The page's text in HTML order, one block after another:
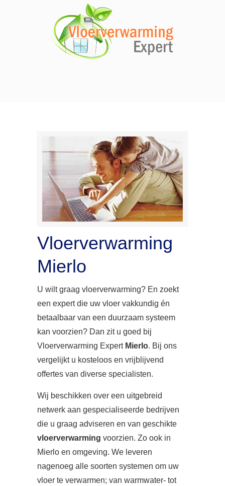
Vloerverwarming
Mierlo
U wilt graag vloerverwarming? En zoekt
een expert die uw vloer vakkundig én
betaalbaar van een duurzaam systeem
kan voorzien? Dan zit u goed bij
Vloerverwarming Expert Mierlo. Bij ons
vergelijkt u kosteloos en vrijblijvend
offertes van diverse specialisten.
Wij beschikken over een uitgebreid
netwerk aan gespecialiseerde bedrijven
die u graag adviseren en van geschikte
vloerverwarming voorzien. Zo ook in
Mierlo en omgeving. We leveren
nagenoeg alle soorten systemen om uw
vloer te verwarmen; van warmwater- tot